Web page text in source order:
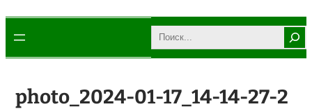
Search
photo_2024-01-17_14-14-27-2